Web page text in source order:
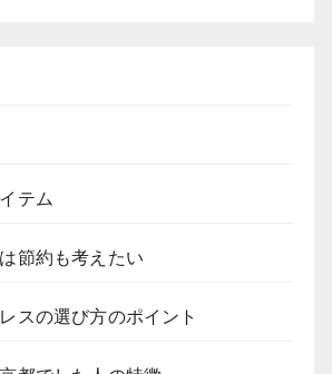
テム
節約も考えたい
スの選び方のポイント